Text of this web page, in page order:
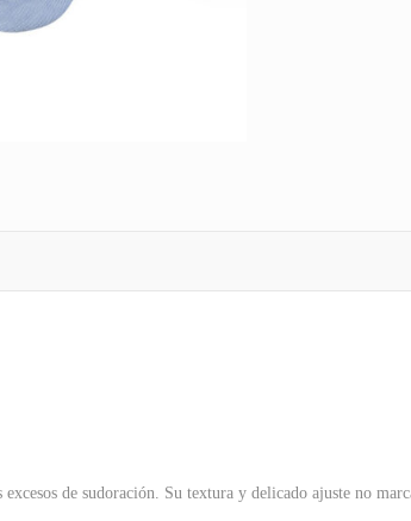
de sudoración. Su textura y delicado ajuste no